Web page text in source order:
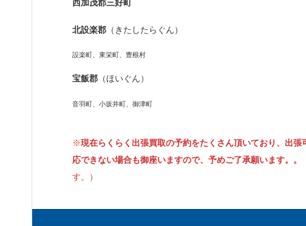
西加茂郡三好町
北設楽郡 （きたしたらぐん）
設楽町、東栄町、豊根村
宝飯郡 （ほいぐん）
音羽町、小坂井町、御津町
※現在らくらく出張買取の予約をたくさん頂いており、出
応できない場合も御座いますので、予めご了承願います。。
す。）